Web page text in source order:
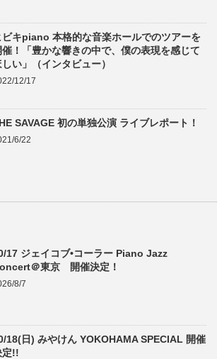
ビキpiano 本格的な音楽ホールでのツアーを
催！「豊かな響きの中で、僕の表現を感じて
い」（インタビュー）
12/17
SAVAGE 初の単独公演 ライブレポート！
6/22
17 ジェイコブ•コーラー Piano Jazz
＠東京 開催決定！
8/7
18(日) みやけん YOKOHAMA SPECIAL 開催
定!!